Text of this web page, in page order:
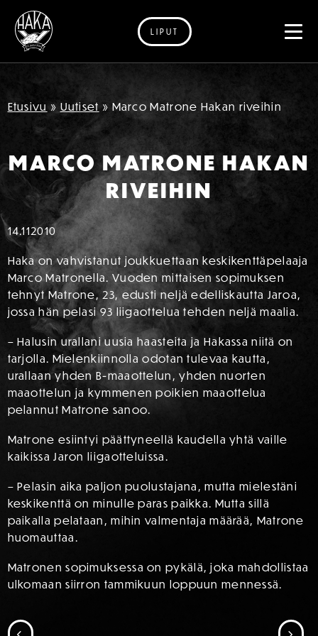
Siirry sisältöön
LIPUT
Etusivu » Uutiset » Marco Matrone Hakan riveihin
MARCO MATRONE HAKAN
RIVEIHIN
14.112010
Haka on vahvistanut joukkuettaan keskikenttäpelaaja
Marco Matronella. Vuoden mittaisen sopimuksen
tehnyt Matrone, 23, edusti neljä edelliskautta Jaroa,
jossa hän pelasi 93 liigaottelua tehden neljä maalia.
– Halusin urallani uusia haasteita ja Hakassa niitä on
tarjolla. Mielenkiinnolla odotan tulevaa kautta,
urallaan yhden B-maaottelun, yhden nuorten
maaottelun ja kymmenen poikien maaottelua
pelannut Matrone sanoo.
Matrone esiintyi päättyneellä kaudella yhtä vaille
kaikissa Jaron liigaotteluissa.
– Pelasin aika paljon puolustajana, mutta mielestäni
keskikenttä on minulle paras paikka. Mutta sillä
paikalla pelataan, mihin valmentaja määrää, Matrone
huomauttaa.
Matronen sopimuksessa on pykälä, joka mahdollistaa
ulkomaan siirron tammikuun loppuun mennessä.
SIIRRY EDELLISEEN